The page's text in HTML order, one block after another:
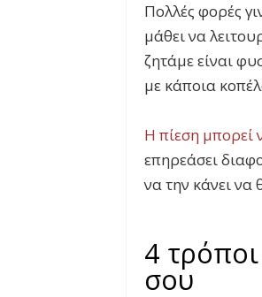
Πολλές φορές
μάθει να
ζητάμε είναι
με κάποια
Η πίεση μπορεί
επηρεάσει
να την κάνει να
4
σου